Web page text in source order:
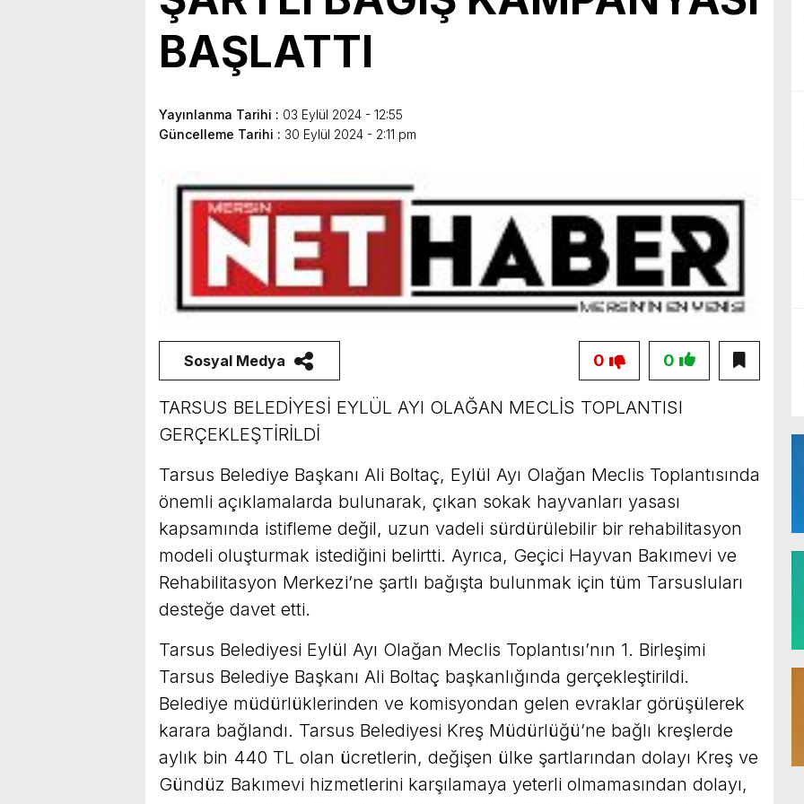
bulunduk. Ortak akıl ve iş birliğiyle hayata geçireceğimiz çalışmalar üzerine verimli bir
BAŞLATTI
Yayınlanma Tarihi : 03 Eylül 2024 - 12:55
Güncelleme Tarihi : 30 Eylül 2024 - 2:11 pm
Sosyal Medya 0
0
TARSUS BELEDİYESİ EYLÜL AYI OLAĞAN MECLİS TOPLANTISI
GERÇEKLEŞTİRİLDİ
Tarsus Belediye Başkanı Ali Boltaç, Eylül Ayı Olağan Meclis Toplantısında
önemli açıklamalarda bulunarak, çıkan sokak hayvanları yasası
kapsamında istifleme değil, uzun vadeli sürdürülebilir bir rehabilitasyon
modeli oluşturmak istediğini belirtti. Ayrıca, Geçici Hayvan Bakımevi ve
Rehabilitasyon Merkezi’ne şartlı bağışta bulunmak için tüm Tarsusluları
desteğe davet etti.
Tarsus Belediyesi Eylül Ayı Olağan Meclis Toplantısı’nın 1. Birleşimi
Tarsus Belediye Başkanı Ali Boltaç başkanlığında gerçekleştirildi.
Belediye müdürlüklerinden ve komisyondan gelen evraklar görüşülerek
karara bağlandı. Tarsus Belediyesi Kreş Müdürlüğü’ne bağlı kreşlerde
aylık bin 440 TL olan ücretlerin, değişen ülke şartlarından dolayı Kreş ve
Gündüz Bakımevi hizmetlerini karşılamaya yeterli olmamasından dolayı,